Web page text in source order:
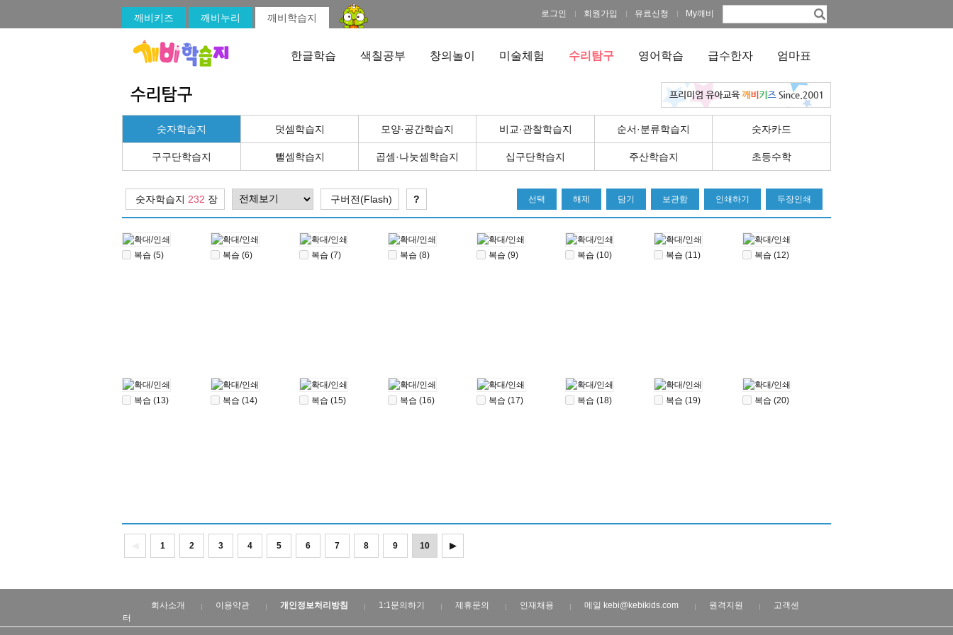
깨비키즈 깨비누리 깨비학습지 로그인 회원가입 유료신청 My깨비
한글학습 색칠공부 창의놀이 미술체험 수리탐구 영어학습 급수한자 엄마표
숫자학습지 덧셈학습지 모양·공간학습지 비교·관찰학습지 순서·분류학습지 숫자카드
구구단학습지 뺄셈학습지 곱셈·나눗셈학습지 십구단학습지 주산학습지 초등수학
숫자학습지 232 장 구버전(Flash) ? 두장인쇄
인쇄하기
보관함
담기
해제
선택
복습 (5) 복습 (6) 복습 (7) 복습 (8) 복습 (9) 복습 (10) 복습 (11) 복습 (12)
복습 (13) 복습 (14) 복습 (15) 복습 (16) 복습 (17) 복습 (18) 복습 (19) 복습 (20)
1 2 3 4 5 6 7 8 9 10 ▶
회사소개 이용약관 개인정보처리방침 1:1문의하기 제휴문의 인재채용 메일 kebi@kebikids.com 원격지원
고객센
터